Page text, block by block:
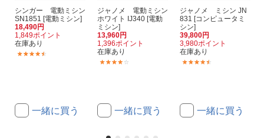
シンガー 電動ミシン
SN1851 [電動ミシン]
18,490円
1,849ポイント
在庫あり
一緒に買う
ジャノメ 電動ミシン
ホワイト IJ340 [電動
ミシン]
13,960円
1,396ポイント
在庫あり
一緒に買う
ジャノメ ミシン JN
831 [コンピュータミ
シン]
39,800円
3,980ポイント
在庫あり
一緒に買う